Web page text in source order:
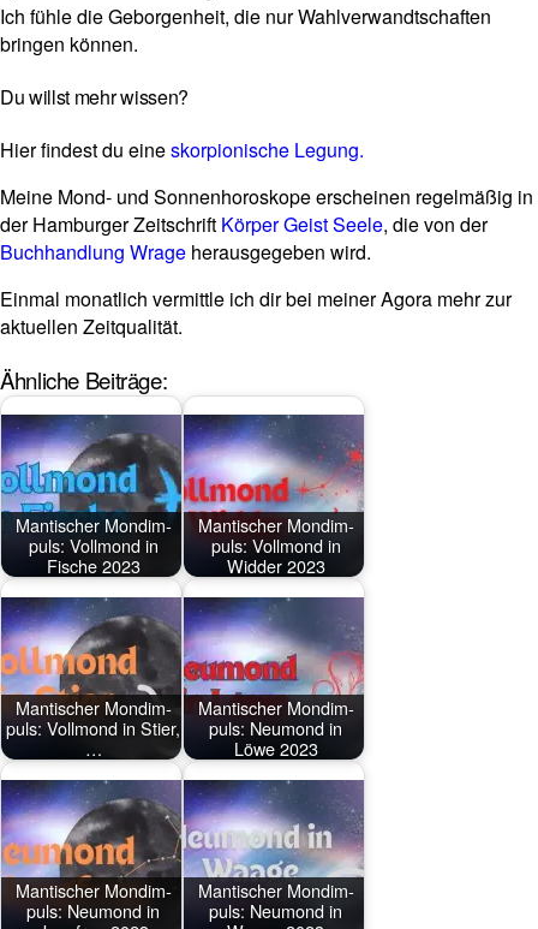
Ich fühle die Gebor­gen­heit, die nur Wahl­ver­wandt­schaften
bringen können.
Du willst mehr wissen?
Hier fin­dest du eineskor­pio­ni­sche Legung.
Meine Mond- und Son­nen­ho­ro­skope erscheinen regel­mäßig in
der Ham­burger Zeit­schrift Körper Geist Seele, die von der
Buch­hand­lung Wrage her­aus­ge­geben wird.
Einmal monat­lich ver­mittle ich dir bei meiner Agora mehr zur
aktu­ellen Zeitqualität.
Ähnliche Beiträge:
Man­ti­scher Mond­im­
puls: Voll­mond in
Fische 2023
Man­ti­scher Mond­im­
puls: Voll­mond in
Widder 2023
Man­ti­scher Mond­im­
puls: Voll­mond in Stier,
…
Man­ti­scher Mond­im­
puls: Neu­mond in
Löwe 2023
Man­ti­scher Mond­im­
puls: Neu­mond in
Man­ti­scher Mond­im­
puls: Neu­mond in